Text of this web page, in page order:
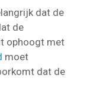
dat de
de
ophoogt met
moet
dat de